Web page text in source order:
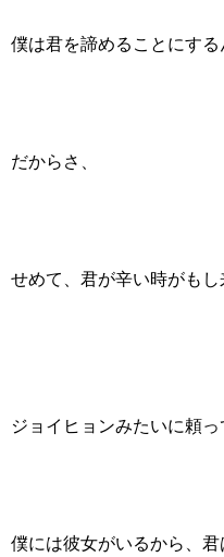
僕は君を諦めることにする
だからさ、
せめて、君が辛い時がも
ジョイヒョンみたいに頼っ
僕には彼女がいるから、